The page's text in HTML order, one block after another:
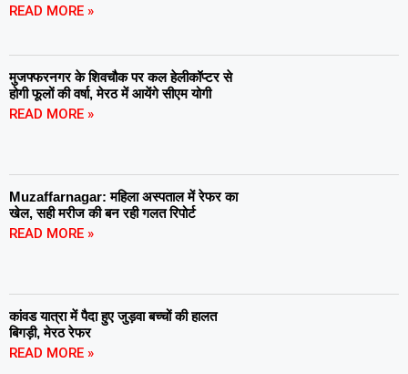
READ MORE »
मुजफ्फरनगर के शिवचौक पर कल हेलीकॉप्टर से
होगी फूलों की वर्षा, मेरठ में आयेंगे सीएम योगी
READ MORE »
Muzaffarnagar: महिला अस्पताल में रेफर का
खेल, सही मरीज की बन रही गलत रिपोर्ट
READ MORE »
कांवड यात्रा में पैदा हुए जुड़वा बच्चों की हालत
बिगड़ी, मेरठ रेफर
READ MORE »